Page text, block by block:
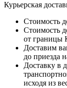
Курьерская
Стоимость
Стоимость
от границы
Доставим
до приезда
Доставку в
исходя из